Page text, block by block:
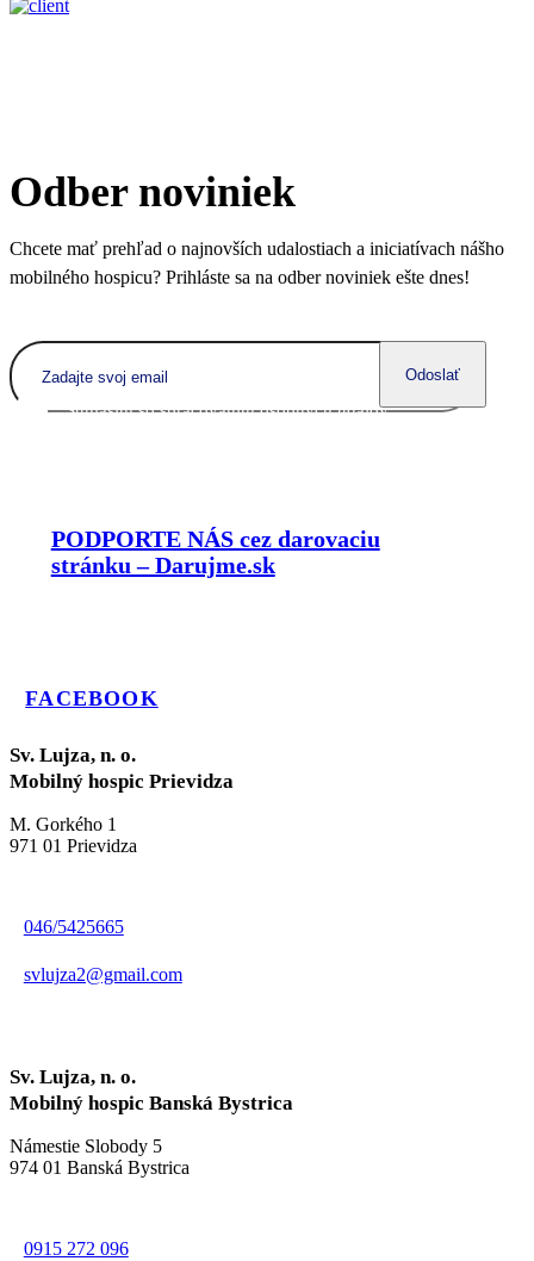
Odber noviniek
Chcete mať prehľad o najnovších udalostiach a iniciatívach nášho
mobilného hospicu? Prihláste sa na odber noviniek ešte dnes!
Súhlasím so spracovanímosobných údajov
Odoslať
PODPORTE NÁS cez darovaciu
stránku – Darujme.sk
FACEBOOK
Sv. Lujza, n. o.
Mobilný hospic Prievidza
M. Gorkého 1
971 01 Prievidza
046/5425665
svlujza2@gmail.com
Sv. Lujza, n. o.
Mobilný hospic Banská Bystrica
Námestie Slobody 5
974 01 Banská Bystrica
0915 272 096